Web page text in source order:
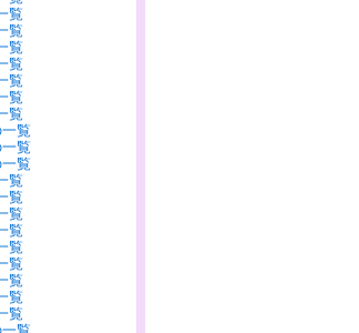
覧
覧
覧
覧
覧
覧
覧
覧
覧
覧
覧
覧
覧
覧
覧
覧
覧
覧
覧